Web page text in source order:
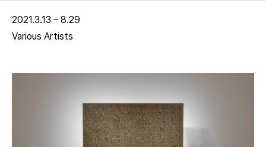
2021.3.13 – 8.29
Various Artists